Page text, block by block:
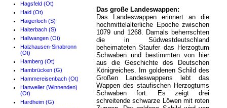
Hagsfeld (Ot)
Haid (Ot)
Haigerloch (S)
Haiterbach (S)
Hallwangen (Ot)
Halzhausen-Sinabronn
(Ot)
Hamberg (Ot)
Hambrücken (G)
Hammereisenbach (Ot)
Hanweiler (Winnenden)
(Ot)
Hardheim (G)
Das große Landeswappen:
Das Landeswappen erinnert an die
hochmittelalterliche Epoche zwischen
1079 und 1268. Damals beherrschten
die in Südwestdeutschland
beheimateten Staufer das Herzogtum
Schwaben und bestimmten von hier
aus die Geschichte des Deutschen
Königreiches. Im goldenen Schild des
Großen Landeswappens lebt das
Wappen des staufischen Herzogtums
Schwaben fort. Es zeigt drei
schreitende schwarze Löwen mit roten